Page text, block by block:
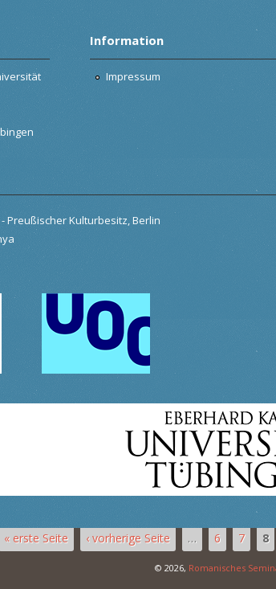
Information
Impressum
Preußischer Kulturbesitz, Berlin
« erste Seite ‹ vorherige Seite … 6 7 8
© 2026, Romanisches